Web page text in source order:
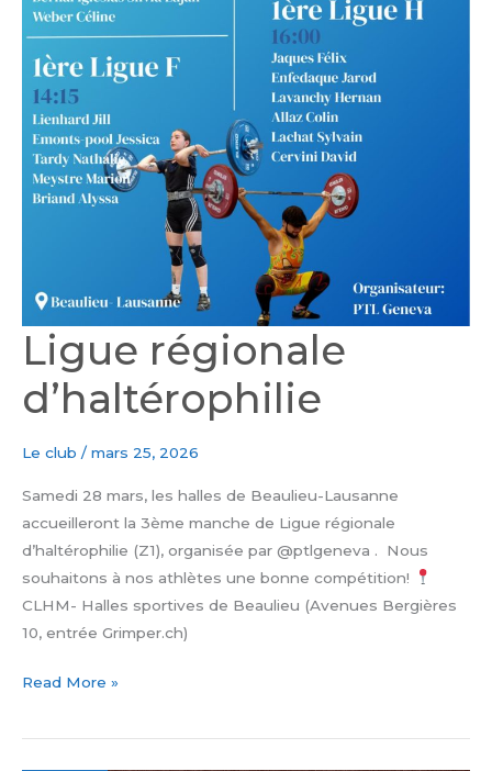
Ligue régionale
d’haltérophilie
Le club / mars 25, 2026
Samedi 28 mars, les halles de Beaulieu-Lausanne
accueilleront la 3ème manche de Ligue régionale
d’haltérophilie (Z1), organisée par @ptlgeneva . Nous
souhaitons à nos athlètes une bonne compétition!
CLHM- Halles sportives de Beaulieu (Avenues Bergières
10, entrée Grimper.ch)
Read More »